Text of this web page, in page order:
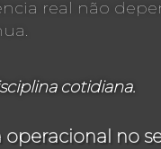
real não
cotidiana.
no